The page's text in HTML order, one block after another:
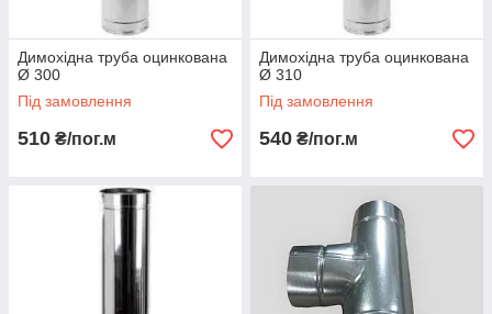
Димохідна труба оцинкована
Ø 300
Під замовлення
510 ₴/пог.м
Димохідна труба оцинкована
Ø 310
Під замовлення
540 ₴/пог.м